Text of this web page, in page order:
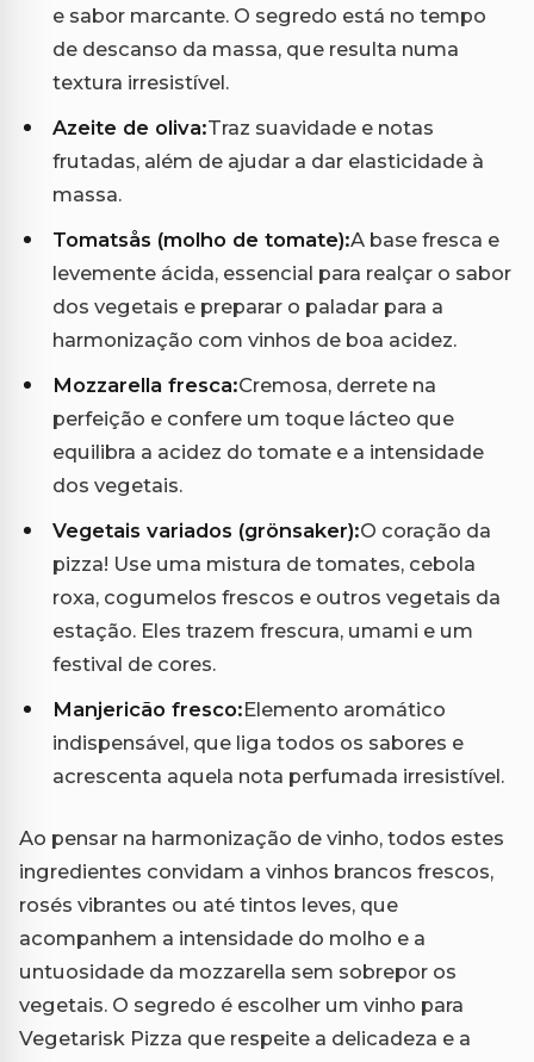
e sabor marcante. O segredo está no tempo
de descanso da massa, que resulta numa
textura irresistível.
Azeite de oliva:Traz suavidade e notas
frutadas, além de ajudar a dar elasticidade à
massa.
Tomatsås (molho de tomate):A base fresca e
levemente ácida, essencial para realçar o sabor
dos vegetais e preparar o paladar para a
harmonização com vinhos de boa acidez.
Mozzarella fresca:Cremosa, derrete na
perfeição e confere um toque lácteo que
equilibra a acidez do tomate e a intensidade
dos vegetais.
Vegetais variados (grönsaker):O coração da
pizza! Use uma mistura de tomates, cebola
roxa, cogumelos frescos e outros vegetais da
estação. Eles trazem frescura, umami e um
festival de cores.
Manjericão fresco:Elemento aromático
indispensável, que liga todos os sabores e
acrescenta aquela nota perfumada irresistível.
Ao pensar na harmonização de vinho, todos estes
ingredientes convidam a vinhos brancos frescos,
rosés vibrantes ou até tintos leves, que
acompanhem a intensidade do molho e a
untuosidade da mozzarella sem sobrepor os
vegetais. O segredo é escolher um vinho para
Vegetarisk Pizza que respeite a delicadeza e a